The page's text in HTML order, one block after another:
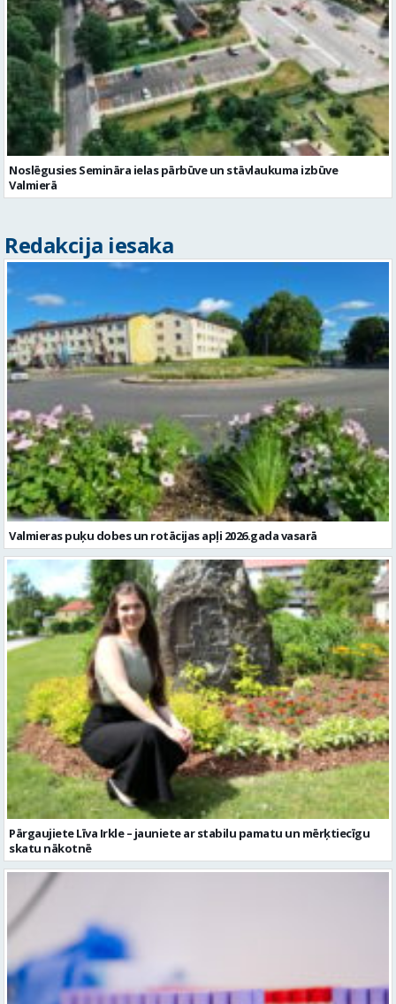
Noslēgusies Semināra ielas pārbūve un stāvlaukuma izbūve
Valmierā
Redakcija iesaka
Valmieras puķu dobes un rotācijas apļi 2026.gada vasarā
Pārgaujiete Līva Irkle – jauniete ar stabilu pamatu un mērķtiecīgu
skatu nākotnē